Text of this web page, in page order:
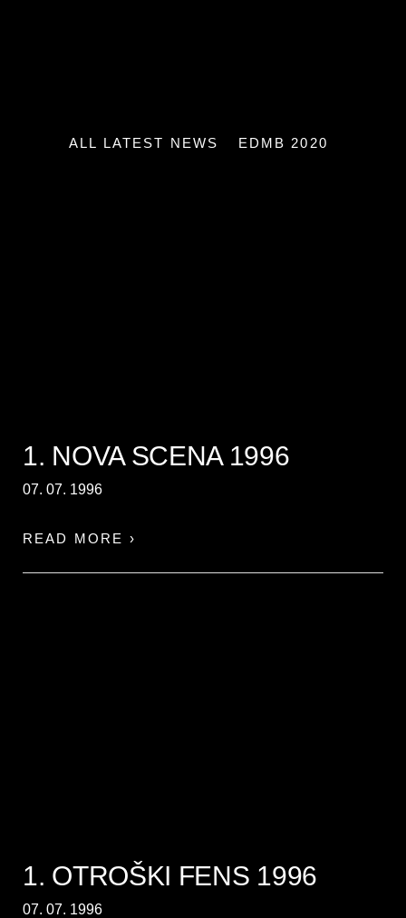
ALL LATEST NEWS EDMB 2020
1. NOVA SCENA 1996
07. 07. 1996
READ MORE ›
1. OTROŠKI FENS 1996
07. 07. 1996